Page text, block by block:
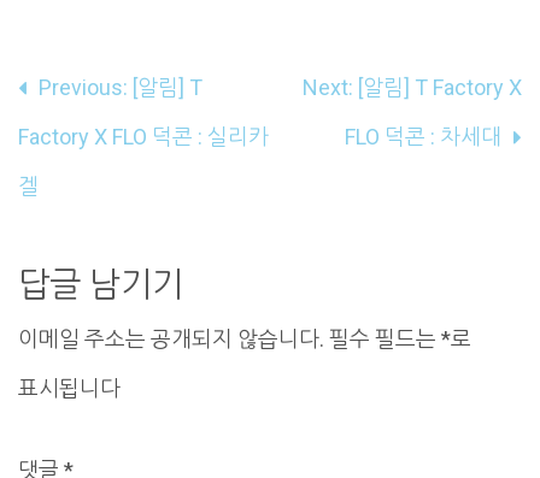
글
내
비
이
션
Previous: [알림] T
Factory X FLO 덕콘 : 실리카
겔
Next: [알림] T Factory X
FLO 덕콘 : 차세대
답글 남기기
이메일 주소는 공개되지 않습니다. 필수 필드는 *로
표시됩니다
댓글 *